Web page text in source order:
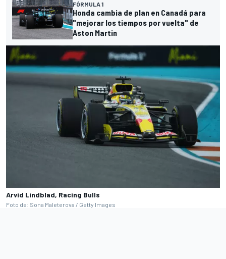
FÓRMULA 1
Honda cambia de plan en Canadá para
"mejorar los tiempos por vuelta" de
Aston Martin
Arvid Lindblad, Racing Bulls
Foto de: Sona Maleterova / Getty Images